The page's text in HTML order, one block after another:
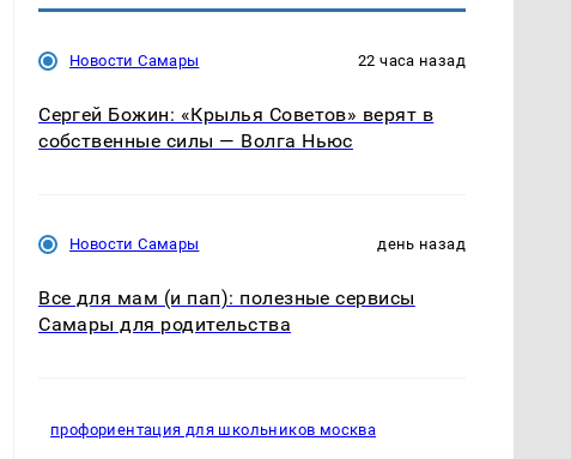
Новости Самары 22 часа назад
Сергей Божин: «Крылья Советов» верят в
собственные силы — Волга Ньюс
Новости Самары день назад
Все для мам (и пап): полезные сервисы
Самары для родительства
профориентация для школьников москва